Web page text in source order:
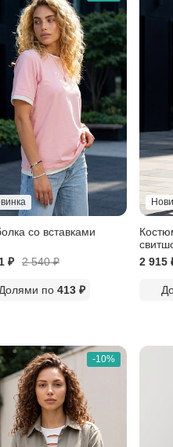
со вставками
₽ 2 540₽
Долями по 413 ₽
2 915
-10%